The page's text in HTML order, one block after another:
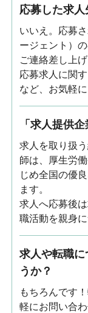
応募した求
いいえ。応募
ージェント）
ご連絡差し上げ
応募求人に関
など、お気軽
「求人提供
求人を取り扱
師は、厚生労
じめ全国の優
ます。
求人へ応募後
職活動を親身
求人や転職に
うか？
もちろんです
軽にお問い合わ